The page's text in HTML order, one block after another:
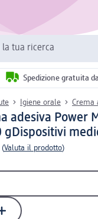
tua ricerca
Spedizione gratuita
Igiene orale Crema
adesiva Power
gDispositivi
(Valuta il prodotto)